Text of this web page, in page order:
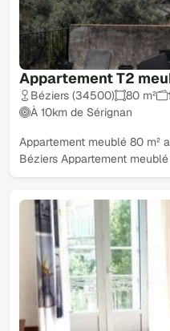
Appartement T2
Béziers (34500) 80 m²
À 10km de Sérignan
Appartement meublé 80 m²
Béziers Appartement